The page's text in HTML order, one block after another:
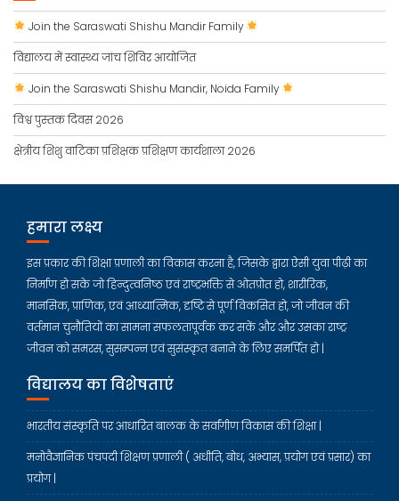
Join the Saraswati Shishu Mandir Family
विद्यालय में स्वास्थ्य जांच शिविर आयोजित
Join the Saraswati Shishu Mandir, Noida Family
विश्व पुस्तक दिवस 2026
क्षेत्रीय शिशु वाटिका प्रशिक्षक प्रशिक्षण कार्यशाला 2026
हमारा लक्ष्य
इस प्रकार की शिक्षा प्रणाली का विकास करना है, जिसके द्वारा ऐसी युवा पीढ़ी का
निर्माण हो सके जो हिन्दुत्वनिष्ठ एवं राष्ट्रभक्ति से ओतप्रोत हो, शारीरिक,
मानसिक, प्राणिक, एवं आध्यात्मिक, दृष्टि से पूर्ण विकसित हो, जो जीवन की
वर्तमान चुनौतियों का सामना सफलतापूर्वक कर सकें और और उसका राष्ट्र
जीवन को समरस, सुसम्पन्न एवं सुसंस्कृत बनाने के लिए समर्पित हो |
विद्यालय का विशेषताएं
भारतीय संस्कृति पर आधारित बालक के सर्वांगीण विकास की शिक्षा |
मनोवैज्ञानिक पंचपदी शिक्षण प्रणाली ( अधीति, बोध, अभ्यास, प्रयोग एवं प्रसार) का
प्रयोग |